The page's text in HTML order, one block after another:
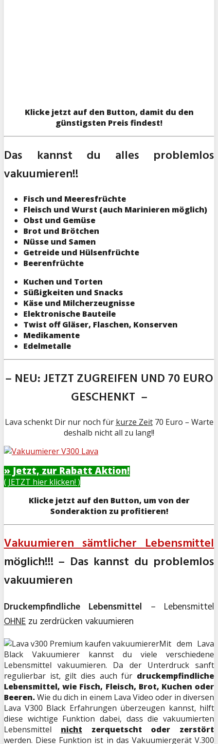
Klicke jetzt auf den Button, damit du den
günstigsten Preis findest!
Das kannst du alles problemlos
vakuumieren!!
Fisch und Meeresfrüchte
Fleisch und Wurst (auch Marinieren möglich)
Obst und Gemüse
Brot und Brötchen
Nüsse und Samen
Getreide und Hülsenfrüchte
Beerenfrüchte
Kuchen und Torten
Süßigkeiten und Snacks
Käse und Milcherzeugnisse
Elektronische Bauteile
Twist off Gläser, Flaschen, Konserven
Medikamente
Edelmetalle
– NEU: JETZT ZUGREIFEN UND 70 EURO
GESCHENKT –
Lava schenkt Dir nur noch für kurze Zeit70 Euro – Warte
deshalb nicht all zu lang!!
» Jetzt, zur Rabatt Aktion!
( JETZT hier klicken! )
Klicke jetzt auf den Button, um von der
Sonderaktion zu profitieren!
Vakuumieren sämtlicher Lebensmittel
möglich!!! – Das kannst du problemlos
vakuumieren
Druckempfindliche Lebensmittel – Lebensmittel
OHNE zu zerdrücken vakuumieren
Mit dem Lava
Black Vakuumierer kannst du viele verschiedene
Lebensmittel vakuumieren. Da der Unterdruck sanft
regulierbar ist, gilt dies auch für druckempfindliche
Lebensmittel, wie Fisch, Fleisch, Brot, Kuchen oder
Beeren. Wie du dich in einem Lava Video oder in diversen
Lava V300 Black Erfahrungen überzeugen kannst, hilft
diese wichtige Funktion dabei, dass die vakuumierten
Lebensmittel nicht zerquetscht oder zerstört
werden. Diese Funktion ist in das Vakuumiergerät V.300